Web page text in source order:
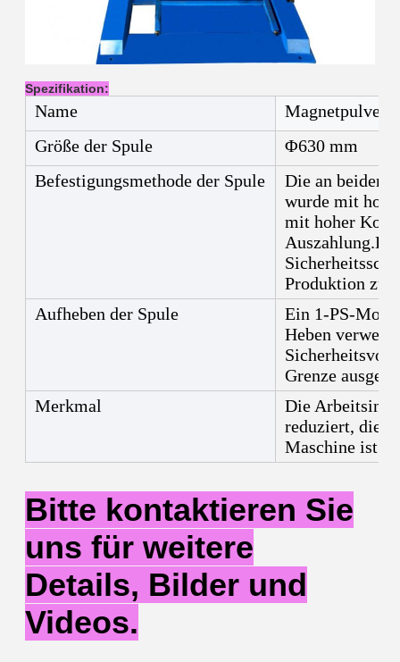
Spezifikation:
Name
Magnetpulver-
Größe der Spule
Φ630 mm
Befestigungsmethode der Spule
Die an beiden
wurde mit
mit hoher
Produktion zu
Aufheben der Spule
Ein 1-PS-
Heben
Grenze
Merkmal
Die
reduziert, die
Maschine ist
Bitte kontaktieren Sie
uns für weitere
Details, Bilder und
Videos.